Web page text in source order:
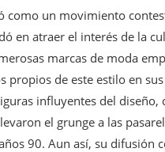
como un movimiento
en atraer el interés de la
marcas de moda
propios de este estilo en sus
influyentes del diseño,
el grunge a las
90. Aun así, su difusión